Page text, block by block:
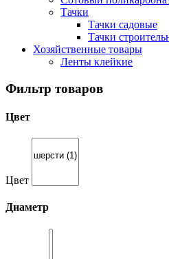
Тачки
Тачки садовые
Тачки
Хозяйственные товары
Ленты клейкие
Фильтр товаров
Цвет
Цвет
Диаметр